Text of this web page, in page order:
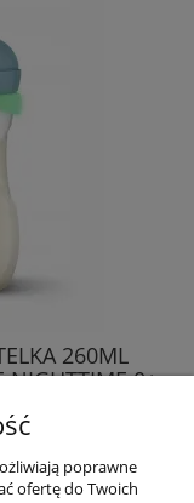
260ML
NIGHTTIME 0+
poprawne
ofertę do Twoich